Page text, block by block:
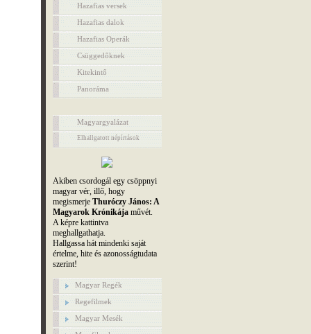
Hazafias versek
Hazafias dalok
Hazafias Operák
Csüggedőknek
Kitekintő
Panoráma
Magyargyalázat
Elhallgatott népírtások
Akiben csordogál egy csöppnyi
magyar vér, illő, hogy
megismerje Thuróczy János: A
Magyarok Krónikájaművét.
A képre kattintva
meghallgathatja.
Hallgassa hát mindenki saját
értelme, hite és azonosságtudata
szerint!
Magyar Regék
Regefilmek
Magyar Mesék